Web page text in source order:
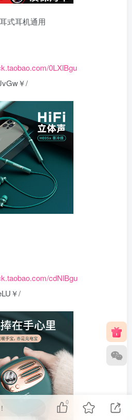
式耳机通用
0LXlBgu
￥/
cdNlBgu
￥/
0